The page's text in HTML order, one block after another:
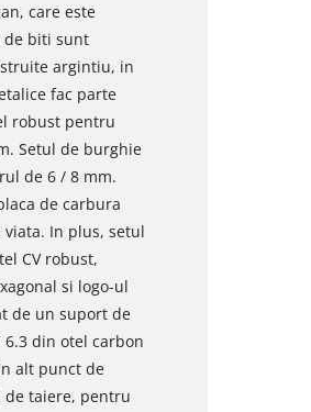
care este
de biti sunt
argintiu, in
fac parte
robust pentru
Setul de burghie
de 6 / 8 mm.
de carbura
In plus, setul
CV robust,
si logo-ul
de un suport de
din otel carbon
alt punct de
de taiere, pentru